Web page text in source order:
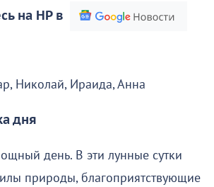
на НР в
Николай, Ираида, Анна
дня
день. В эти лунные сутки
природы, благоприятствующие